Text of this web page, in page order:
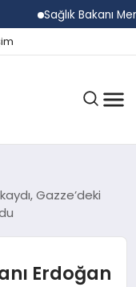
Sağlık Bakanı
Gazze’deki
Erdoğan